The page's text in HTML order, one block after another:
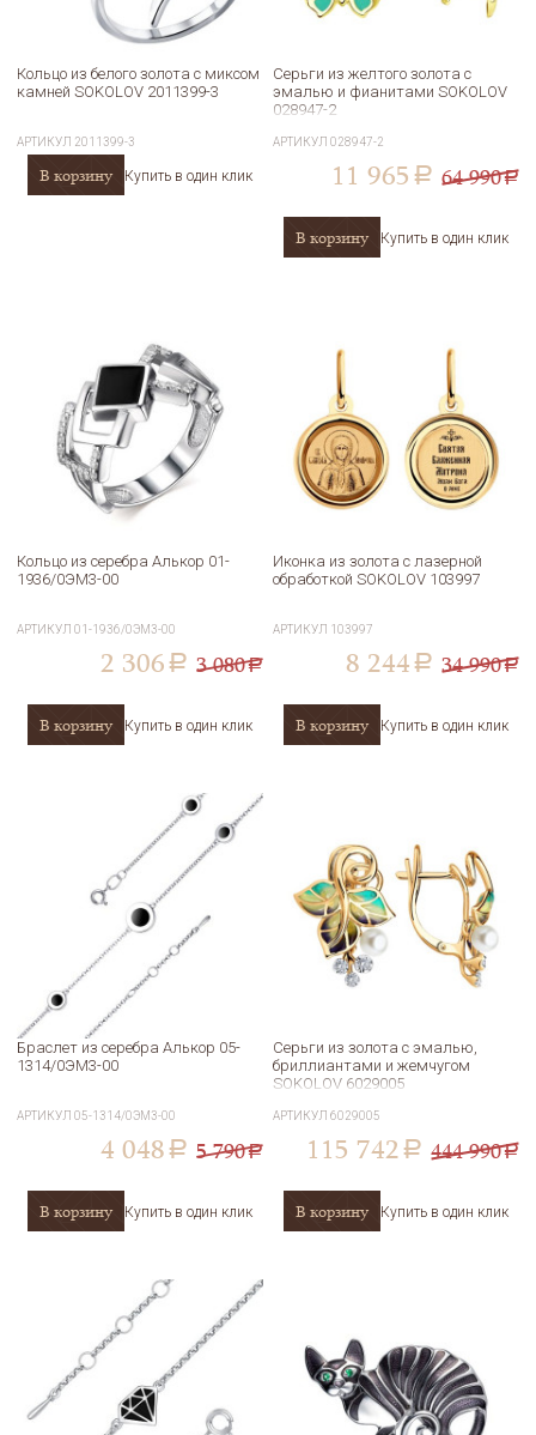
Кольцо из белого золота с миксом
камней SOKOLOV 2011399-3
АРТИКУЛ 2011399-3
В корзину Купить в один клик
Серьги из желтого золота с
эмалью и фианитами SOKOLOV
028947-2
АРТИКУЛ028947-2
11 965 a 64 990a
В корзину Купить в один клик
Кольцо из серебра Алькор 01-
1936/0ЭМ3-00
АРТИКУЛ01-1936/0ЭМ3-00
2 306 a 3 080a
В корзину Купить в один клик
Иконка из золота с лазерной
обработкой SOKOLOV 103997
АРТИКУЛ 103997
8 244 a 34 990a
В корзину Купить в один клик
Браслет из серебра Алькор 05-
1314/0ЭМ3-00
АРТИКУЛ05-1314/0ЭМ3-00
4 048 a 5 790a
В корзину Купить в один клик
Серьги из золота с эмалью,
бриллиантами и жемчугом
SOKOLOV 6029005
АРТИКУЛ6029005
115 742 a 444 990a
В корзину Купить в один клик